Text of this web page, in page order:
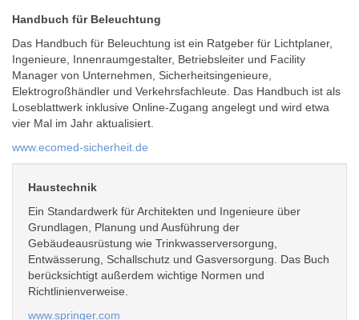
Handbuch für Beleuchtung
Das Handbuch für Beleuchtung ist ein Ratgeber für Lichtplaner,
Ingenieure, Innenraumgestalter, Betriebsleiter und Facility
Manager von Unternehmen, Sicherheitsingenieure,
Elektrogroßhändler und Verkehrsfachleute. Das Handbuch ist als
Loseblattwerk inklusive Online-Zugang angelegt und wird etwa
vier Mal im Jahr aktualisiert.
www.ecomed-sicherheit.de
Haustechnik
Ein Standardwerk für Architekten und Ingenieure über
Grundlagen, Planung und Ausführung der
Gebäudeausrüstung wie Trinkwasserversorgung,
Entwässerung, Schallschutz und Gasversorgung. Das Buch
berücksichtigt außerdem wichtige Normen und
Richtlinienverweise.
www.springer.com